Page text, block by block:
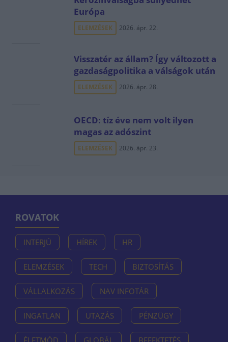
Európa
ELEMZÉSEK 2026. ápr. 22.
Visszatér az állam? Így változott a
gazdaságpolitika a válságok után
ELEMZÉSEK 2026. ápr. 28.
OECD: tíz éve nem volt ilyen
magas az adószint
ELEMZÉSEK 2026. ápr. 23.
ROVATOK
INTERJÚ HÍREK HR
ELEMZÉSEK TECH BIZTOSÍTÁS
VÁLLALKOZÁS NAV INFOTÁR
INGATLAN UTAZÁS PÉNZÜGY
ÉLETMÓD GLOBÁL BEFEKTETÉS